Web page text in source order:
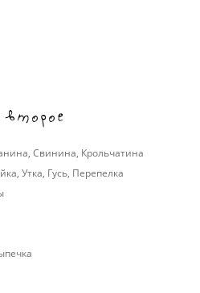
, Свинина, Крольчатина
, Утка, Гусь, Перепелка